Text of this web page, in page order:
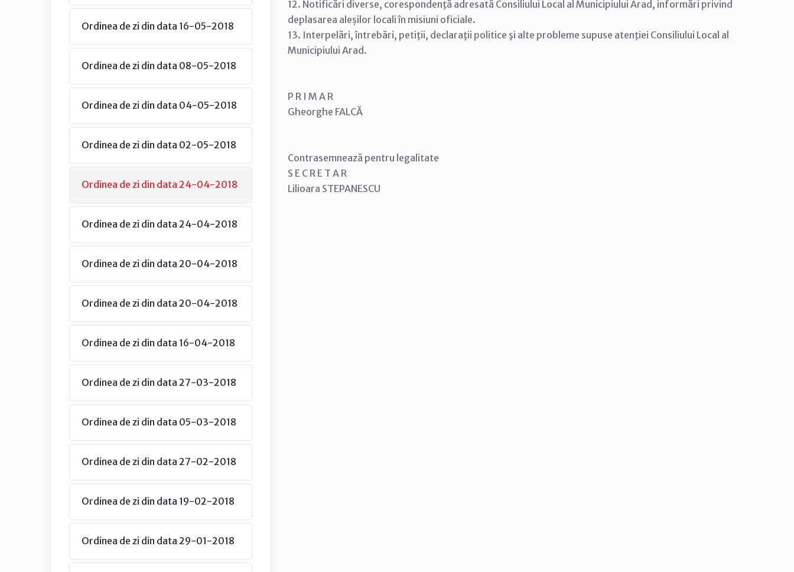
Ordinea de zi din data 16-05-2018
Ordinea de zi din data 08-05-2018
Ordinea de zi din data 04-05-2018
Ordinea de zi din data 02-05-2018
Ordinea de zi din data 24-04-2018
Ordinea de zi din data 24-04-2018
Ordinea de zi din data 20-04-2018
Ordinea de zi din data 20-04-2018
Ordinea de zi din data 16-04-2018
Ordinea de zi din data 27-03-2018
Ordinea de zi din data 05-03-2018
Ordinea de zi din data 27-02-2018
Ordinea de zi din data 19-02-2018
Ordinea de zi din data 29-01-2018
12. Notificări diverse, corespondenţă adresată Consiliului Local al Municipiului Arad, informări privind
deplasarea aleșilor locali în misiuni oficiale.
13. Interpelări, întrebări, petiţii, declaraţii politice şi alte probleme supuse atenţiei Consiliului Local al
Municipiului Arad.
P R I M A R
Gheorghe FALCĂ
Contrasemnează pentru legalitate
S E C R E T A R
Lilioara STEPANESCU